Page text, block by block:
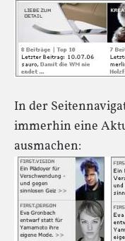
In der
immerhin eine
ausmachen: